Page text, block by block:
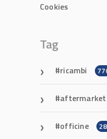
Cookies
Tag
ricambi
aftermarket
officine